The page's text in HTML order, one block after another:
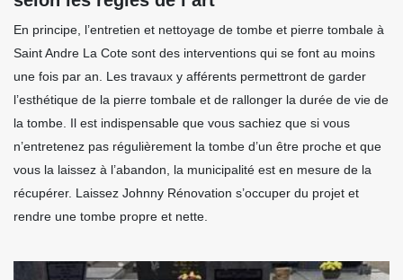
En principe, l’entretien et nettoyage de tombe et pierre tombale à
Saint Andre La Cote sont des interventions qui se font au moins
une fois par an. Les travaux y afférents permettront de garder
l’esthétique de la pierre tombale et de rallonger la durée de vie de
la tombe. Il est indispensable que vous sachiez que si vous
n’entretenez pas régulièrement la tombe d’un être proche et que
vous la laissez à l’abandon, la municipalité est en mesure de la
récupérer. Laissez Johnny Rénovation s’occuper du projet et
rendre une tombe propre et nette.